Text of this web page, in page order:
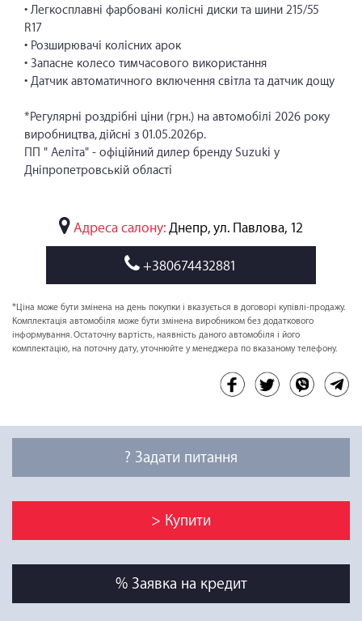
• Легкосплавні фарбовані колісні диски та шини 215/55
R17
• Розширювачі колісних арок
• Запасне колесо тимчасового використання
• Датчик автоматичного включення світла та датчик дощу
*Регулярні роздрібні ціни (грн.) на автомобілі 2026 року
виробництва, дійсні з 01.05.2026р.
ПП " Аеліта" - офіційний дилер бренду Suzuki у
Дніпропетровській області
Адреса салону: Днепр, ул. Павлова, 12
+380674432881
*Ціна може бути змінена на день покупки і вказується в договорі купівлі-продажу.
Комплектація автомобіля може бути змінена виробником без додаткового
інформування. Остаточну вартість, наявність даного автомобіля і його
комплектацію, на поточну дату, уточнюйте у менеджера по вказаному телефону.
? Задати питання
> Купити
% Заявка на кредит